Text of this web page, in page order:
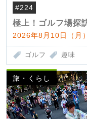
#224
極上！ゴルフ場探
2026年8月10日（月
ゴルフ 趣味
旅・くらし